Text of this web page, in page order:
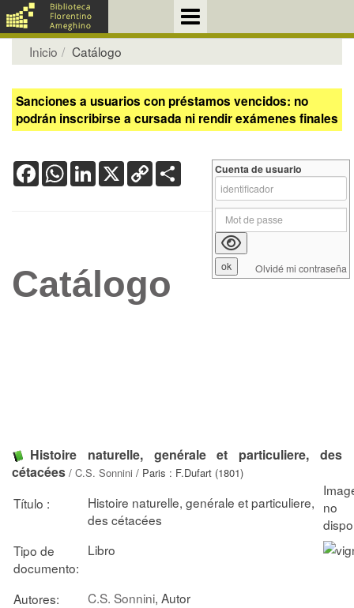
Inicio Catálogo
Sanciones a usuarios con préstamos vencidos: no
podrán inscribirse a cursada ni rendir exámenes finales
FacebookWhatsApp
LinkedIn
X Copy
Link
Catálogo
Histoire naturelle, genérale et particuliere, des
cétacées / C.S. Sonnini / Paris : F.Dufart (1801)
Título :
Histoire naturelle, genérale et particuliere,
des cétacées
Tipo de
documento:
Libro
Autores: C.S. Sonnini, Autor
Cuenta de usuario
Olvidé mi contraseña